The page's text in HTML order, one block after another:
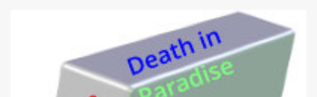
Erstaus­strahlung USA 11. Mär. 1975 Deutsch­sprachige EA 19. Apr.
1991 Rolle Schauspieler Synchron sprecher DVD-Nach synchro
VHS M*A*S*H – Teil 2 Captain Benjamin Franklin „Hawkeye“
Pierce Alan Alda Thomas Wolff Reinhard Scheunemann Hans-
Werner Bussinger Captain „Trapper“ John McIntyre Wayne Rogers